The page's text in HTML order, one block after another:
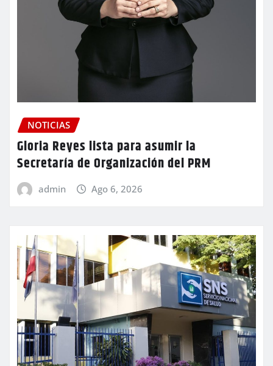
NOTICIAS
Gloria Reyes lista para asumir la
Secretaría de Organización del PRM
admin Ago 6, 2026